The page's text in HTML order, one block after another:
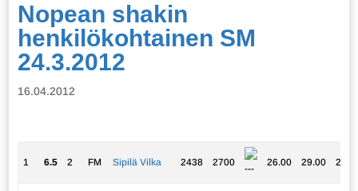
Nopean shakin
henkilökohtainen SM
24.3.2012
16.04.2012
1 6.5 2 FM Sipilä Vilka 2438 2700 26.00 29.00